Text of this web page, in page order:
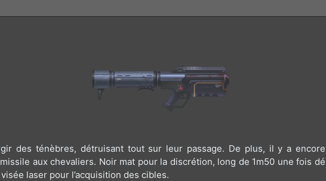
des ténèbres, détruisant tout sur leur passage. De plus, il y a
aux chevaliers. Noir mat pour la discrétion, long de 1m50 une fois
laser pour l’acquisition des cibles.